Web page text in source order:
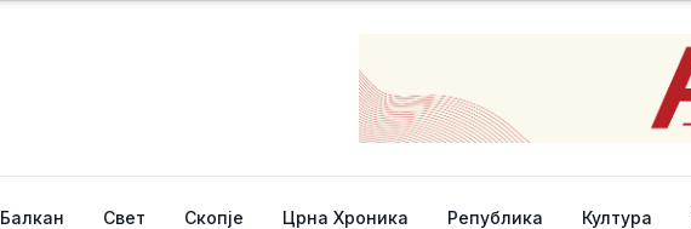
Балкан Свет Скопје Црна Хроника Република Култура